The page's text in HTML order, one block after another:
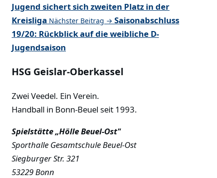
Jugend sichert sich zweiten Platz in der
Kreisliga Nächster Beitrag → Saisonabschluss
19/20: Rückblick auf die weibliche D-
Jugendsaison
HSG Geislar-Oberkassel
Zwei Veedel. Ein Verein.
Handball in Bonn-Beuel seit 1993.
Spielstätte „Hölle Beuel-Ost"
Sporthalle Gesamtschule Beuel-Ost
Siegburger Str. 321
53229 Bonn